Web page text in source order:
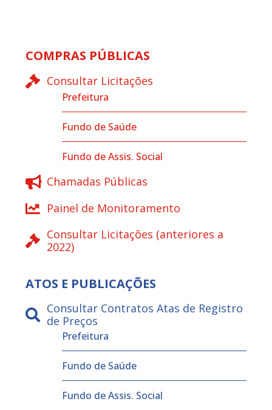
COMPRAS PÚBLICAS
Consultar Licitações
Prefeitura
Fundo de Saúde
Fundo de Assis. Social
Chamadas Públicas
Painel de Monitoramento
Consultar Licitações (anteriores a
2022)
ATOS E PUBLICAÇÕES
Consultar Contratos Atas de Registro
de Preços
Prefeitura
Fundo de Saúde
Fundo de Assis. Social